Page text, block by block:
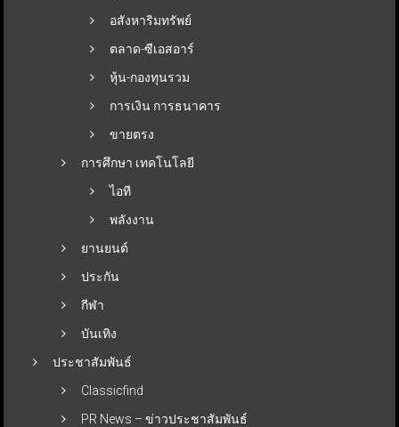
อสังหาริมทรัพย์
ตลาด-ซีเอสอาร์
หุ้น-กองทุนรวม
การเงิน การธนาคาร
ขายตรง
การศึกษา เทคโนโลยี
ไอที
พลังงาน
ยานยนต์
ประกัน
กีฬา
บันเทิง
ประชาสัมพันธ์
Classicfind
PR News – ข่าวประชาสัมพันธ์